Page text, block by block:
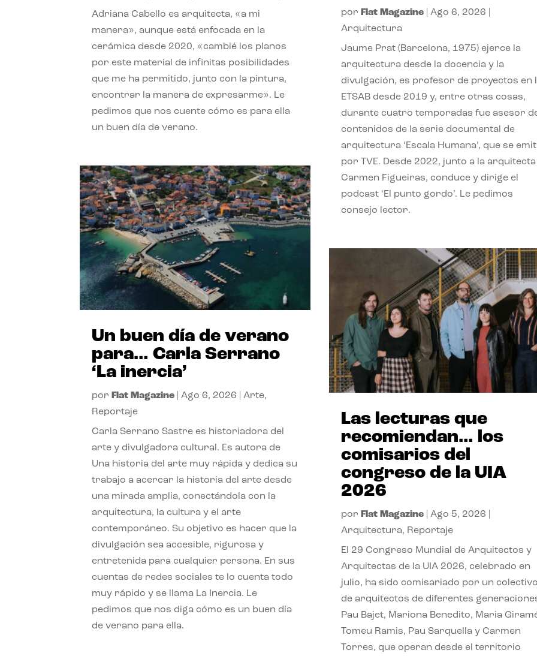
Adriana Cabello es arquitecta, «a mi
manera», aunque está enfocada en la
cerámica desde 2020, «cambié los planos
por este material de infinitas posibilidades
que me ha permitido, junto con la pintura,
encontrar la manera de expresarme». Le
pedimos que nos cuente cómo es para ella
un buen día de verano.
Un buen día de verano
para… Carla Serrano
‘La inercia’
por Flat Magazine |Ago 6, 2026 |Arte,
Reportaje
Carla Serrano Sastre es historiadora del
arte y divulgadora cultural. Es autora de
Una historia del arte muy rápida y dedica su
trabajo a acercar la historia del arte desde
una mirada amplia, conectándola con la
arquitectura, la cultura y el arte
contemporáneo. Su objetivo es hacer que la
divulgación sea accesible, rigurosa y
entretenida para cualquier persona. En sus
cuentas de redes sociales te lo cuenta todo
muy rápido y se llama La Inercia. Le
pedimos que nos diga cómo es un buen día
de verano para ella.
por Flat Magazine| Ago 6, 2026
Arquitectura
Jaume Prat (Barcelona, 1975) ejerce la
arquitectura desde la docencia y la
divulgación, es profesor de proyectos en
ETSAB desde 2019 y, entre otras cosas,
durante cuatro temporadas fue asesor
contenidos de la serie documental de
arquitectura ‘Escala Humana’, que se
por TVE. Desde 2022, junto a la arquitecta
Carmen Figueiras, conduce y dirige el
podcast ‘El punto gordo’. Le pedimos
consejo lector.
Las lecturas que
recomiendan… los
comisarios del
congreso de la UIA
2026
por Flat Magazine| Ago 5, 2026
Arquitectura, Reportaje
El 29 Congreso Mundial de Arquitectos y
Arquitectas de la UIA 2026, celebrado en
julio, ha sido comisariado por un
de arquitectos de diferentes
Pau Bajet, Mariona Benedito, Maria
Tomeu Ramis, Pau Sarquella y Carmen
Torres, que operan desde el territorio